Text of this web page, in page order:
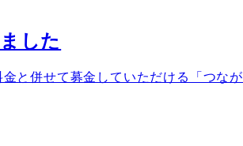
した
と併せて募金していただける「つな